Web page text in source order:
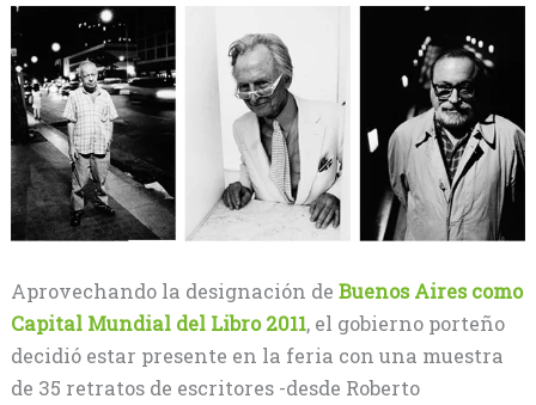
Aprovechando la designación de Buenos Aires como
Capital Mundial del Libro 2011, el gobierno porteño
decidió estar presente en la feria con una muestra
de 35 retratos de escritores -desde Roberto